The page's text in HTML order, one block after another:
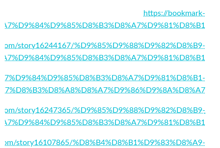
https://bookmark-
story16244167/%D9%85%D9%88%D9%82%D8%B9-
story16247365/%D9%85%D9%88%D9%82%D8%B9-
story16107865/%D8%B4%D8%B1%D9%83%D8%A9-